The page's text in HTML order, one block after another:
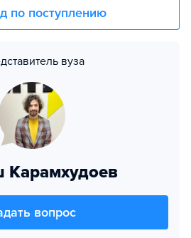
по поступлению
вуза
вопрос